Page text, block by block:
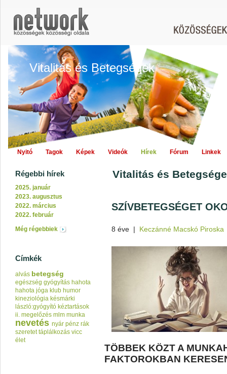
Vitalitás és Betegségek
Nyitó Tagok Képek Videók Hírek Fórum Linkek
Régebbi hírek
2025. január
2023. augusztus
2022. március
2022. február
Még régebbiek
Címkék
alvás betegség
egészség gyógyítás hahota
hahota jóga klub humor
kineziológia késmárki
lászló:gyógyító kéztartások
ii. megelőzés mlm munka
nevetés nyár pénz rák
szeretet táplálkozás vicc
élet
Vitalitás és
SZÍVBETEGSÉGET
8 éve | Keczánné Macskó Piroska
TÖBBEK KÖZT A
FAKTOROKBAN